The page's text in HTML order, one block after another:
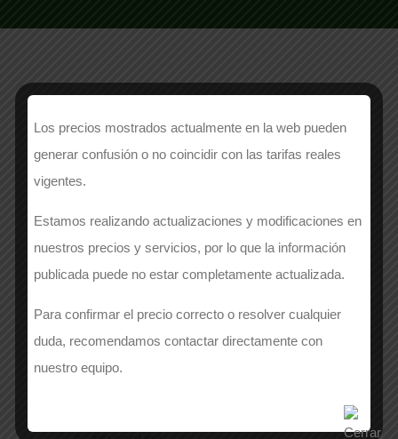
Los precios mostrados actualmente en la web pueden
generar confusión o no coincidir con las tarifas reales
vigentes.
Estamos realizando actualizaciones y modificaciones en
nuestros precios y servicios, por lo que la información
publicada puede no estar completamente actualizada.
Para confirmar el precio correcto o resolver cualquier
duda, recomendamos contactar directamente con
nuestro equipo.